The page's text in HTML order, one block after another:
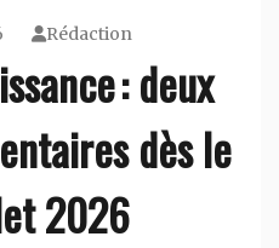
Rédaction
: deux
dès le
2026